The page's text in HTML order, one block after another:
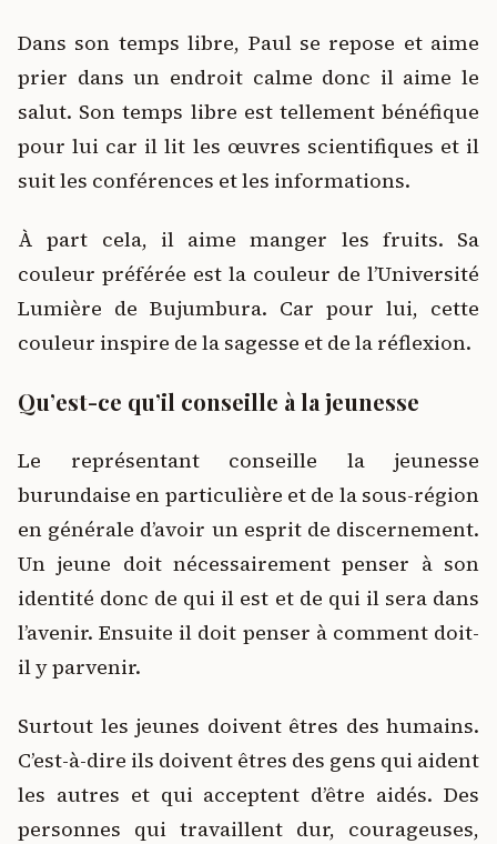
Dans son temps libre, Paul se repose et aime
prier dans un endroit calme donc il aime le
salut. Son temps libre est tellement bénéfique
pour lui car il lit les œuvres scientifiques et il
suit les conférences et les informations.
À part cela, il aime manger les fruits. Sa
couleur préférée est la couleur de l’Université
Lumière de Bujumbura. Car pour lui, cette
couleur inspire de la sagesse et de la réflexion.
Qu’est-ce qu’il conseille à la jeunesse
Le représentant conseille la jeunesse
burundaise en particulière et de la sous-région
en générale d’avoir un esprit de discernement.
Un jeune doit nécessairement penser à son
identité donc de qui il est et de qui il sera dans
l’avenir. Ensuite il doit penser à comment doit-
il y parvenir.
Surtout les jeunes doivent êtres des humains.
C’est-à-dire ils doivent êtres des gens qui aident
les autres et qui acceptent d’être aidés. Des
personnes qui travaillent dur, courageuses,